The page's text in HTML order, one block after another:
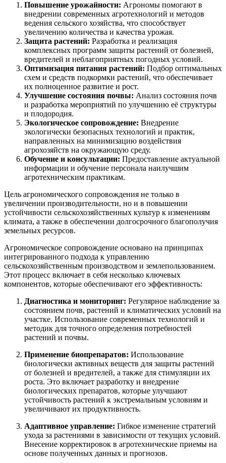
Повышение урожайности: Агрономы помогают в
внедрении современных агротехнологий и методов
ведения сельского хозяйства, что способствует
увеличению количества и качества урожая.
Защита растений: Разработка и реализация
комплексных программ защиты растений от болезней,
вредителей и неблагоприятных погодных условий.
Оптимизация питания растений: Подбор оптимальных
схем и средств подкормки растений, что обеспечивает
их полноценное развитие и рост.
Улучшение состояния почвы: Анализ состояния почв
и разработка мероприятий по улучшению её структуры
и плодородия.
Экологическое сопровождение: Внедрение
экологически безопасных технологий и практик,
направленных на минимизацию воздействия
агрохозяйств на окружающую среду.
Обучение и консультации: Предоставление актуальной
информации и обучение персонала наилучшим
агротехническим практикам.
Цель агрономического сопровождения не только в
увеличении производительности, но и в повышении
устойчивости сельскохозяйственных культур к изменениям
климата, а также в обеспечении долгосрочного благополучия
земельных ресурсов.
Агрономическое сопровождение основано на принципах
интегрированного подхода к управлению
сельскохозяйственным производством и землепользованием.
Этот процесс включает в себя несколько ключевых
компонентов, которые обеспечивают его эффективность:
Диагностика и мониторинг: Регулярное наблюдение за
состоянием почв, растений и климатических условий на
участке. Использование современных технологий и
методик для точного определения потребностей
растений и почвы.
Применение биопрепаратов: Использование
биологически активных веществ для защиты растений
от болезней и вредителей, а также для стимуляции их
роста. Это включает разработку и внедрение
биологических препаратов, которые улучшают
устойчивость растений к экстремальным условиям и
увеличивают их продуктивность.
Адаптивное управление: Гибкое изменение стратегий
ухода за растениями в зависимости от текущих условий.
Внесение корректировок в агротехнические приемы на
основе полученных данных и прогнозов.